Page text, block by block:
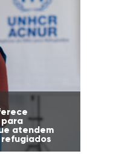
atendem